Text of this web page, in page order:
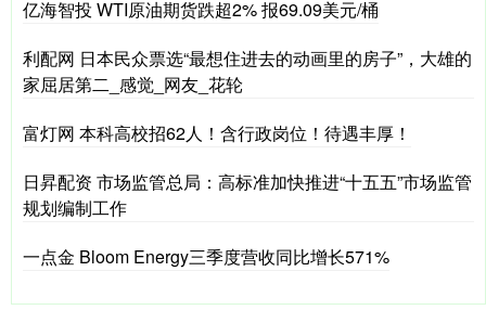
亿海智投 WTI原油期货跌超2% 报69.09美元/桶
利配网 日本民众票选“最想住进去的动画里的房子”，大雄的
家屈居第二_感觉_网友_花轮
富灯网 本科高校招62人！含行政岗位！待遇丰厚！
日昇配资 市场监管总局：高标准加快推进“十五五”市场监管
规划编制工作
一点金 Bloom Energy三季度营收同比增长571%